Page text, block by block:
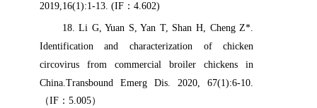
2019,16(1):1-13. (IF： 4.602)
18. Li G, Yuan S, Yan T, Shan H, Cheng Z*.
Identification and characterization of chicken
circovirus from commercial broiler chickens in
China.Transbound Emerg Dis. 2020, 67(1):6-10.
（IF： 5.005）